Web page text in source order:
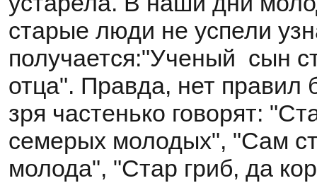
старые люди не успели
получается:"Ученый сын
отца". Правда, нет правил
зря частенько говорят:
семерых молодых", "Сам
молода", "Стар гриб, да